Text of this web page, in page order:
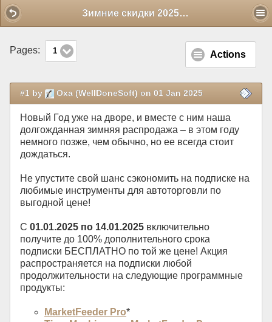
Зимние скидки 2025! Получите БЕСПЛАТНЫЕ дни подписки по той же цене!
Pages: 1 Actions
#1 by Oxa (WellDoneSoft) on 01 Jan 2025
Новый Год уже на дворе, и вместе с ним наша
долгожданная зимняя распродажа – в этом году
немного позже, чем обычно, но ее всегда стоит
дождаться.
Не упустите свой шанс сэкономить на подписке на
любимые инструменты для автоторговли по
выгодной цене!
С 01.01.2025 по 14.01.2025 включительно
получите до 100% дополнительного срока
подписки БЕСПЛАТНО по той же цене! Акция
распространяется на подписки любой
продолжительности на следующие программные
продукты:
MarketFeeder Pro*